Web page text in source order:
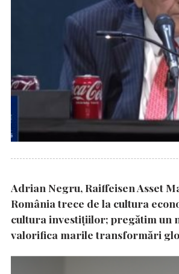
Adrian Negru, Raiffeisen Asset
România trece de la cultura
cultura investițiilor; pregătim un
valorifica marile transformări